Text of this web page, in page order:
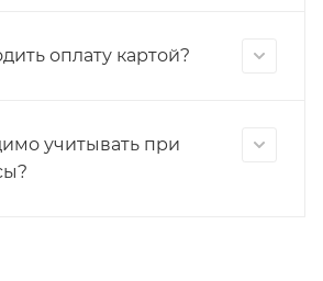
оплату картой?
учитывать при